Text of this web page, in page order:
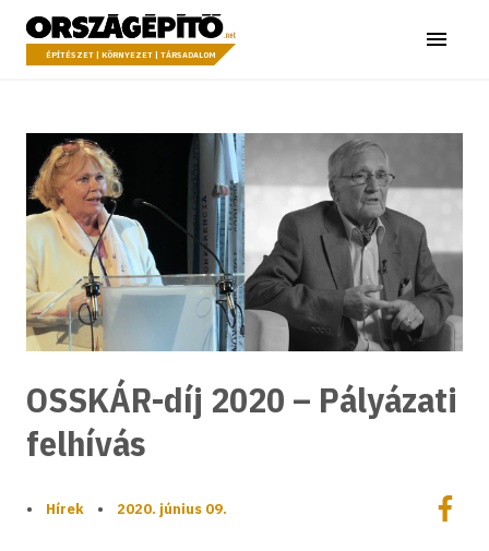
a tartalomhoz
Országépítő
ÉPÍTÉSZET | KÖRNYEZET | TÁRSADALOM Menü
OSSKÁR-díj 2020 – Pályázati
felhívás
• Hírek • 2020. június 09.